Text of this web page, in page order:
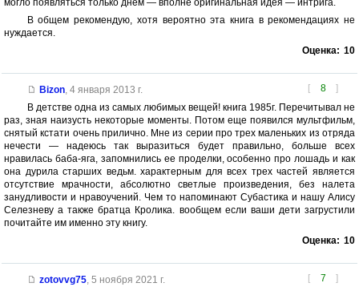
могло появляться только днём — вполне оригинальная идея — интрига.
В общем рекомендую, хотя вероятно эта книга в рекомендациях не
нуждается.
Оценка: 10
[ 8 ]
Bizon, 4 января 2013 г.
В детстве одна из самых любимых вещей! книга 1985г. Перечитывал не
раз, зная наизусть некоторые моменты. Потом еще появился мультфильм,
снятый кстати очень прилично. Мне из серии про трех маленьких из отряда
нечести — надеюсь так выразиться будет правильно, больше всех
нравилась баба-яга, запомнились ее проделки, особенно про лошадь и как
она дурила старших ведьм. характерным для всех трех частей является
отсутствие мрачности, абсолютно светлые произведения, без налета
занудливости и нравоучений. Чем то напоминают Субастика и нашу Алису
Селезневу а также братца Кролика. вообщем если ваши дети загрустили
почитайте им именно эту книгу.
Оценка: 10
[ 7 ]
zotovvg75, 5 ноября 2021 г.